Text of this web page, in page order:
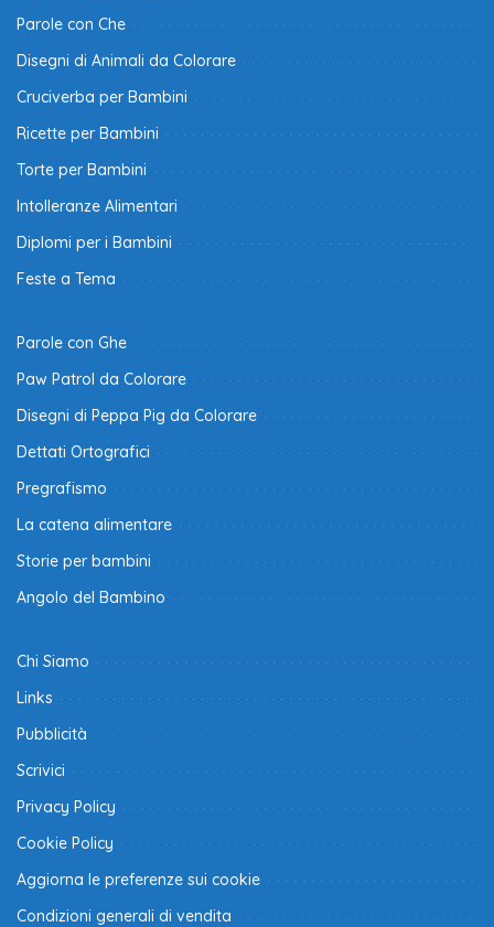
Parole con Che
Disegni di Animali da Colorare
Cruciverba per Bambini
Ricette per Bambini
Torte per Bambini
Intolleranze Alimentari
Diplomi per i Bambini
Feste a Tema
Parole con Ghe
Paw Patrol da Colorare
Disegni di Peppa Pig da Colorare
Dettati Ortografici
Pregrafismo
La catena alimentare
Storie per bambini
Angolo del Bambino
Chi Siamo
Links
Pubblicità
Scrivici
Privacy Policy
Cookie Policy
Aggiorna le preferenze sui cookie
Condizioni generali di vendita